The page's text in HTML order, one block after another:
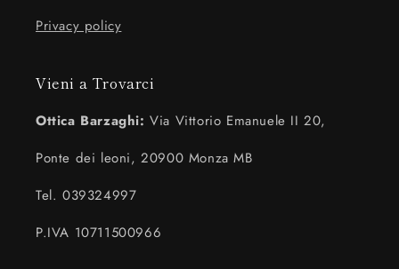
Privacy policy
Vieni a Trovarci
Ottica Barzaghi: Via Vittorio Emanuele II 20,
Ponte dei leoni, 20900 Monza MB
Tel. 039324997
P.IVA 10711500966